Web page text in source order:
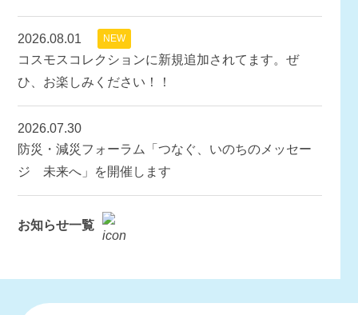
2026.08.01 NEW
コスモスコレクションに新規追加されてます。ぜ
ひ、お楽しみください！！
2026.07.30
防災・減災フォーラム「つなぐ、いのちのメッセー
ジ 未来へ」を開催します
お知らせ一覧